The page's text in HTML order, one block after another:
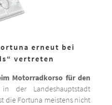
erneut bei
vertreten
Motorradkorso für den
der Landeshauptstadt
die Fortuna meistens nicht